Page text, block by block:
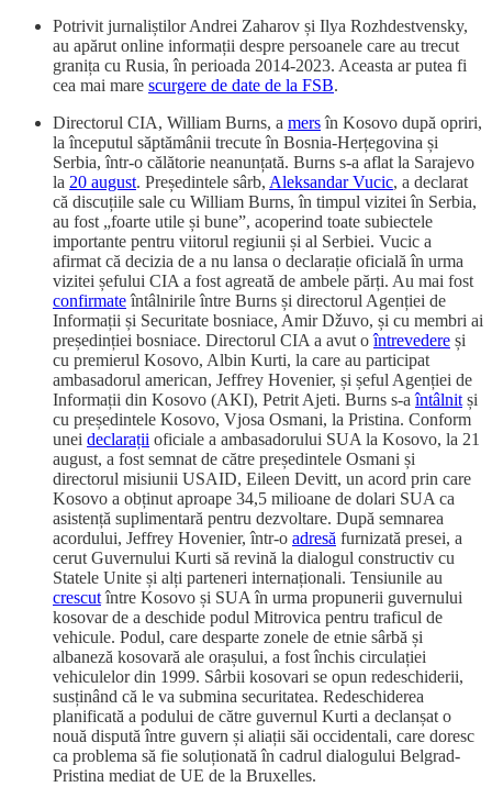
Potrivit jurnaliștilor Andrei Zaharov și Ilya Rozhdestvensky,
au apărut online informații despre persoanele care au trecut
granița cu Rusia, în perioada 2014-2023. Aceasta ar putea fi
cea mai mare scurgere de date de la FSB.
Directorul CIA, William Burns, a mersîn Kosovo după opriri,
la începutul săptămânii trecute în Bosnia-Herțegovina și
Serbia, într-o călătorie neanunțată. Burns s-a aflat la Sarajevo
la 20 august. Președintele sârb, Aleksandar Vucic, a declarat
că discuțiile sale cu William Burns, în timpul vizitei în Serbia,
au fost „foarte utile și bune”, acoperind toate subiectele
importante pentru viitorul regiunii și al Serbiei. Vucic a
afirmat că decizia de a nu lansa o declarație oficială în urma
vizitei șefului CIA a fost agreată de ambele părți. Au mai fost
confirmateîntâlnirile între Burns și directorul Agenției de
Informații și Securitate bosniace, Amir Džuvo, și cu membri ai
președinției bosniace. Directorul CIA a avut oîntrevedere și
cu premierul Kosovo, Albin Kurti, la care au participat
ambasadorul american, Jeffrey Hovenier, și șeful Agenției de
Informații din Kosovo (AKI), Petrit Ajeti. Burns s-aîntâlnit și
cu președintele Kosovo, Vjosa Osmani, la Pristina. Conform
unei declarații oficiale a ambasadorului SUA la Kosovo, la 21
august, a fost semnat de către președintele Osmani și
directorul misiunii USAID, Eileen Devitt, un acord prin care
Kosovo a obținut aproape 34,5 milioane de dolari SUA ca
asistență suplimentară pentru dezvoltare. După semnarea
acordului, Jeffrey Hovenier, într-o adresă furnizată presei, a
cerut Guvernului Kurti să revină la dialogul constructiv cu
Statele Unite și alți parteneri internaționali. Tensiunile au
crescutîntre Kosovo și SUA în urma propunerii guvernului
kosovar de a deschide podul Mitrovica pentru traficul de
vehicule. Podul, care desparte zonele de etnie sârbă și
albaneză kosovară ale orașului, a fost închis circulației
vehiculelor din 1999. Sârbii kosovari se opun redeschiderii,
susținând că le va submina securitatea. Redeschiderea
planificată a podului de către guvernul Kurti a declanșat o
nouă dispută între guvern și aliații săi occidentali, care doresc
ca problema să fie soluționată în cadrul dialogului Belgrad-
Pristina mediat de UE de la Bruxelles.